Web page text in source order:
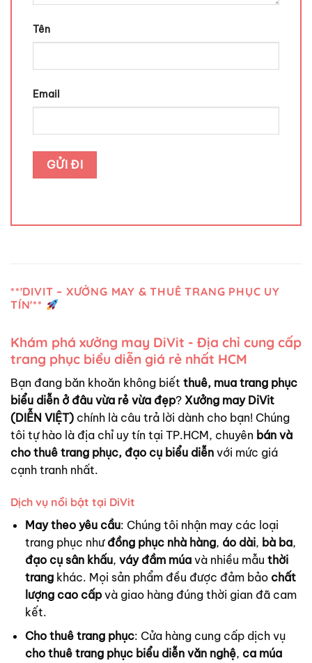
Tên
Email
**'DIVIT – XƯỞNG MAY & THUÊ TRANG PHỤC UY
TÍN'**
Khám phá xưởng may DiVit - Địa chỉ cung cấp
trang phục biểu diễn giá rẻ nhất HCM
Bạn đang băn khoăn không biết thuê, mua trang phục
biểu diễn ở đâu vừa rẻ vừa đẹp? Xưởng may DiVit
(DIỄN VIỆT) chính là câu trả lời dành cho bạn! Chúng
tôi tự hào là địa chỉ uy tín tại TP.HCM, chuyên bán và
cho thuê trang phục, đạo cụ biểu diễn với mức giá
cạnh tranh nhất.
Dịch vụ nổi bật tại DiVit
May theo yêu cầu: Chúng tôi nhận may các loại
trang phục như đồng phục nhà hàng, áo dài, bà ba,
đạo cụ sân khấu, váy đầm múavà nhiều mẫu thời
trangkhác. Mọi sản phẩm đều được đảm bảo chất
lượng cao cấpvà giao hàng đúng thời gian đã cam
kết.
Cho thuê trang phục: Cửa hàng cung cấp dịch vụ
cho thuê trang phục biểu diễn văn nghệ, ca múa